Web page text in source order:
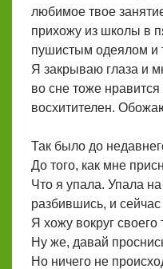
любимое твое
прихожу из школы в
пушистым одеялом и
Я закрываю глаза и
во сне тоже
восхитителен.
Так было до
До того, как мне
Что я упала. Упала
разбившись, и
Я хожу вокруг своего
Ну же, давай
Но ничего не